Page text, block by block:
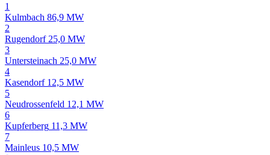
1
Kulmbach 86,9 MW
2
Rugendorf 25,0 MW
3
Untersteinach 25,0 MW
4
Kasendorf 12,5 MW
5
Neudrossenfeld 12,1 MW
6
Kupferberg 11,3 MW
7
Mainleus 10,5 MW